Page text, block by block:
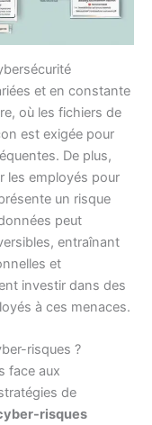
et en constante
où les fichiers de
est exigée pour
De plus,
les employés pour
un risque
peut
entraînant
et
investir dans des
à ces menaces.
risques ?
face aux
de
risques